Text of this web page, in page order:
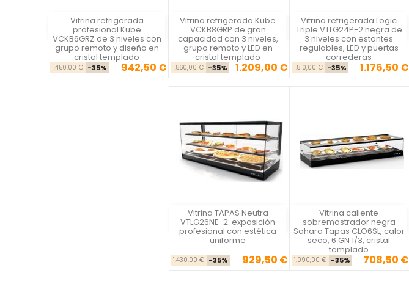
Vitrina refrigerada
profesional Kube
VCKB6GRZ de 3 niveles con
grupo remoto y diseño en
cristal templado
Precio base
1.450,00 € -35% Precio
942,50 €
Vista rápida Vitrina refrigerada Kube
VCKB8GRP de gran
capacidad con 3 niveles,
grupo remoto y LED en
cristal templado
Precio base
1.860,00 € -35% Precio
1.209,00 €

Vista rápida Vitrina refrigerada Logic
Triple VTLG24P-2 negra de
3 niveles con estantes
regulables, LED y puertas
correderas
Precio base
1.810,00 € -35% Precio
1.176,50 €

Vista rápida
Vitrina TAPAS Neutra
VTLG26NE-2: exposición
profesional con estética
uniforme
Precio base
1.430,00 € -35% Precio
929,50 €

Vista rápida Vitrina caliente
sobremostrador negra
Sahara Tapas CLO6SL, calor
seco, 6 GN 1/3, cristal
templado
Precio base
1.090,00 € -35% Precio
708,50 €

Vista rápida